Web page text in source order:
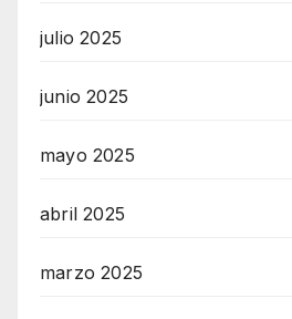
julio 2025
junio 2025
mayo 2025
abril 2025
marzo 2025